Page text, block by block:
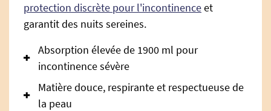
protection discrète pour l'incontinenceet
garantit des nuits sereines.
Absorption élevée de 1900 ml pour
incontinence sévère
Matière douce, respirante et respectueuse de
la peau